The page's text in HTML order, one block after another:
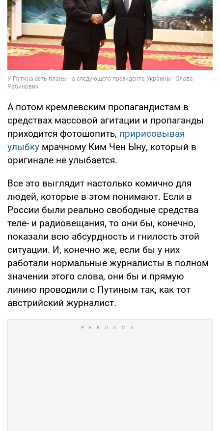
А потом кремлевским пропагандистам в
средствах массовой агитации и пропаганды
приходится фотошопить, пририсовывая
улыбку мрачному Ким Чен Ыну, который в
оригинале не улыбается.
Все это выглядит настолько комично для
людей, которые в этом понимают. Если в
России были реально свободные средства
теле- и радиовещания, то они бы, конечно,
показали всю абсурдность и гнилость этой
ситуации. И, конечно же, если бы у них
работали нормальные журналисты в полном
значении этого слова, они бы и прямую
линию проводили с Путиным так, как тот
австрийский журналист.